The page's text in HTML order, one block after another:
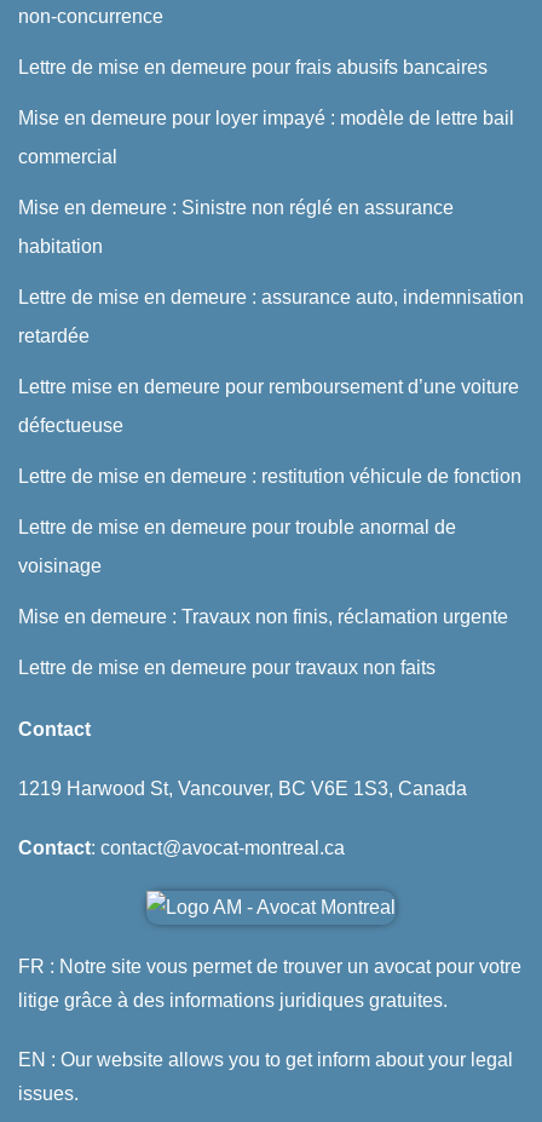
non-concurrence
Lettre de mise en demeure pour frais abusifs bancaires
Mise en demeure pour loyer impayé : modèle de lettre bail
commercial
Mise en demeure : Sinistre non réglé en assurance
habitation
Lettre de mise en demeure : assurance auto, indemnisation
retardée
Lettre mise en demeure pour remboursement d’une voiture
défectueuse
Lettre de mise en demeure : restitution véhicule de fonction
Lettre de mise en demeure pour trouble anormal de
voisinage
Mise en demeure : Travaux non finis, réclamation urgente
Lettre de mise en demeure pour travaux non faits
Contact
1219 Harwood St, Vancouver, BC V6E 1S3, Canada
Contact: contact@avocat-montreal.ca
FR : Notre site vous permet de trouver un avocat pour votre
litige grâce à des informations juridiques gratuites.
EN : Our website allows you to get inform about your legal
issues.